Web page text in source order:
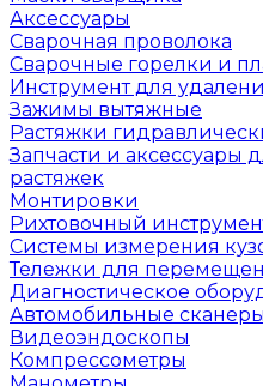
Аксессуары
Сварочная проволока
Сварочные горелки и
Инструмент для
Зажимы вытяжные
Растяжки
Запчасти и аксессуары
растяжек
Монтировки
Рихтовочный
Системы измерения
Тележки для
Диагностическое
Автомобильные сканеры
Видеоэндоскопы
Компрессометры